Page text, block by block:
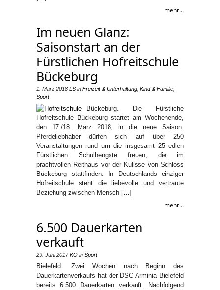
mehr...
Im neuen Glanz:
Saisonstart an der
Fürstlichen Hofreitschule
Bückeburg
1. März 2018 LS in Freizeit & Unterhaltung Kind & Familie
Sport
Bückeburg. Die Fürstliche
Hofreitschule Bückeburg startet am Wochenende,
den 17./18. März 2018, in die neue Saison.
Pferdeliebhaber dürfen sich auf über 250
Veranstaltungen rund um die insgesamt 25 edlen
Fürstlichen Schulhengste freuen, die im
prachtvollen Reithaus vor der Kulisse von Schloss
Bückeburg stattfinden. In Deutschlands einziger
Hofreitschule steht die liebevolle und vertraute
Beziehung zwischen Mensch […]
mehr...
6.500 Dauerkarten
verkauft
29. Juni 2017 KO in Sport
Bielefeld. Zwei Wochen nach Beginn des
Dauerkartenverkaufs hat der DSC Arminia Bielefeld
bereits 6.500 Dauerkarten verkauft. Nachfolgend